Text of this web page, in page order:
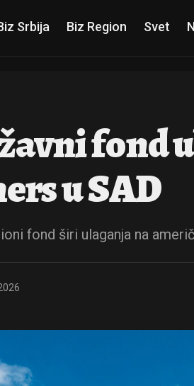
Srbija Biz Region Svet
fond
u SAD
fond širi ulaganja na